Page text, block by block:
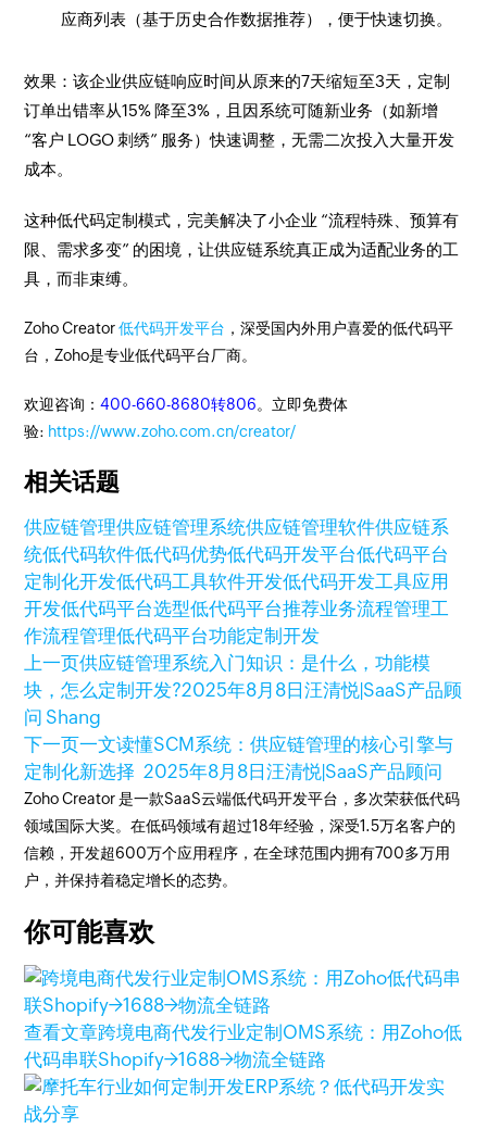
应商列表（基于历史合作数据推荐），便于快速切换。
效果：该企业供应链响应时间从原来的7天缩短至3天，定制
订单出错率从15% 降至3%，且因系统可随新业务（如新增
“客户 LOGO 刺绣” 服务）快速调整，无需二次投入大量开发
成本。
这种低代码定制模式，完美解决了小企业 “流程特殊、预算有
限、需求多变” 的困境，让供应链系统真正成为适配业务的工
具，而非束缚。
Zoho Creator低代码开发平台 ，深受国内外用户喜爱的低代码平
台，Zoho是专业低代码平台厂商。
欢迎咨询：400-660-8680转806。立即免费体
验: https://www.zoho.com.cn/creator/
相关话题
供应链管理供应链管理系统供应链管理软件供应链系
统低代码软件低代码优势低代码开发平台低代码平台
定制化开发低代码工具软件开发低代码开发工具应用
开发低代码平台选型低代码平台推荐业务流程管理工
作流程管理低代码平台功能定制开发
上一页供应链管理系统入门知识：是什么，功能模
块，怎么定制开发?2025年8月8日汪清悦|SaaS产品顾
问 Shang
下一页一文读懂SCM系统：供应链管理的核心引擎与
定制化新选择2025年8月8日汪清悦|SaaS产品顾问
Zoho Creator 是一款SaaS云端低代码开发平台，多次荣获低代码
领域国际大奖。在低码领域有超过18年经验，深受1.5万名客户的
信赖，开发超600万个应用程序，在全球范围内拥有700多万用
户，并保持着稳定增长的态势。
你可能喜欢
查看文章跨境电商代发行业定制OMS系统：用Zoho低
代码串联Shopify→1688→物流全链路